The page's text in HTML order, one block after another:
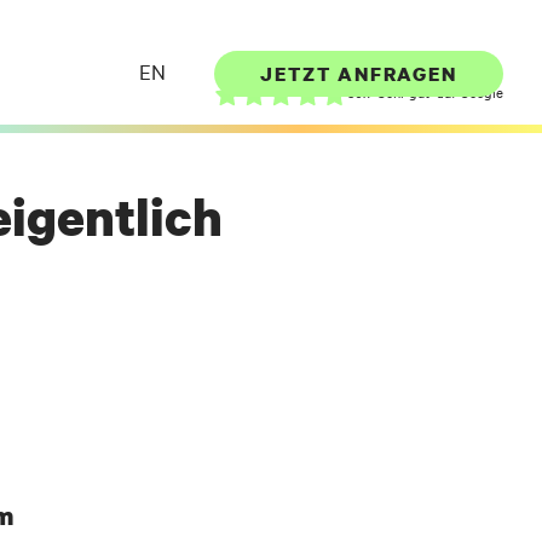
EN JETZT ANFRAGEN
80x "Sehr gut" auf Google
das Formular aus oder kontaktiere uns über
Telefonnummer. Wir melden uns bei Dir.